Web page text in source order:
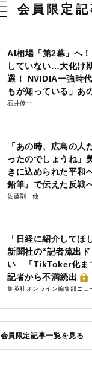
会員限定記
AI相場「第2幕」へ
していない…大化け
選！ NVIDIA一強時
もが知っている」あ
石井僚一
「あの時、広島の人
ったのでしょうね」
きに込められた平和
鉛筆』で伝えた反戦
佐藤剛
「日経に紹介して
新聞社の“記者流出
い 「TikToker化ま
記者から不満続出
集英社オンライン編集部ニュ
会員限定記事一覧を見る